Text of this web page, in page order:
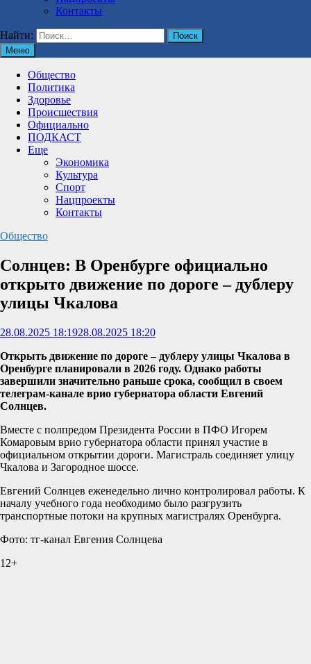
Контакты
Найти:
Меню
Общество
Политика
Здоровье
Происшествия
Официально
ПОДКАСТ
Еще
Экономика
Культура
Спорт
Нацпроекты
Контакты
Общество
Солнцев: В Оренбурге официально
открыто движение по дороге – дублеру
улицы Чкалова
28.08.2025 18:1928.08.2025 18:20
Открыть движение по дороге – дублеру улицы Чкалова в
Оренбурге планировали в 2026 году. Однако работы
завершили значительно раньше срока, сообщил в своем
телеграм-канале врио губернатора области Евгений
Солнцев.
Вместе с полпредом Президента России в ПФО Игорем
Комаровым врио губернатора области принял участие в
официальном открытии дороги. Магистраль соединяет улицу
Чкалова и Загородное шоссе.
Евгений Солнцев еженедельно лично контролировал работы. К
началу учебного года необходимо было разгрузить
транспортные потоки на крупных магистралях Оренбурга.
Фото: тг-канал Евгения Солнцева
12+